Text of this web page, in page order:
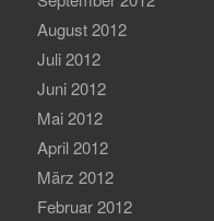
August 2012
Juli 2012
Juni 2012
Mai 2012
April 2012
März 2012
Februar 2012